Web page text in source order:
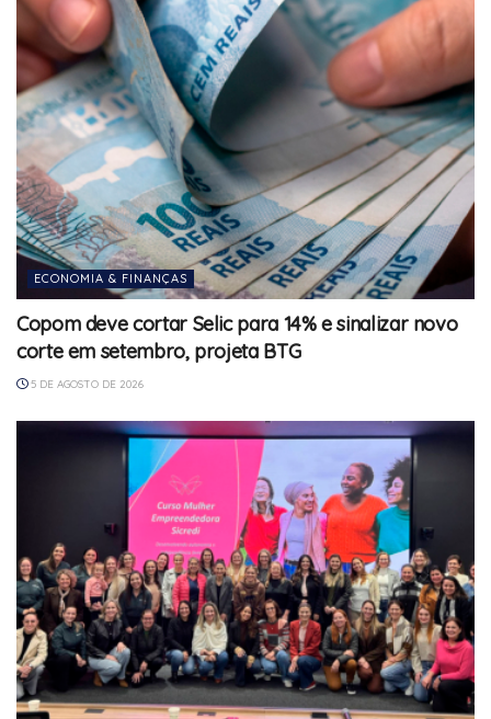
ECONOMIA & FINANÇAS
Copom deve cortar Selic para 14% e sinalizar novo
corte em setembro, projeta BTG
5 DE AGOSTO DE 2026